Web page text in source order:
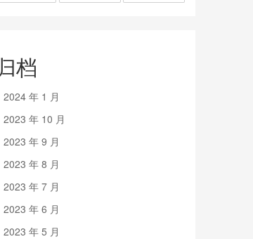
档
2024 年 1 月
2023 年 10 月
2023 年 9 月
2023 年 8 月
2023 年 7 月
2023 年 6 月
2023 年 5 月